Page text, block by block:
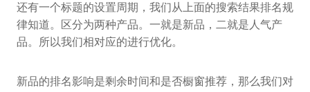
还有一个标题的设置周期，我们从上面的搜索结果排名规
律知道。区分为两种产品。一就是新品，二就是人气产
品。所以我们相对应的进行优化。
新品的排名影响是剩余时间和是否橱窗推荐，那么我们对